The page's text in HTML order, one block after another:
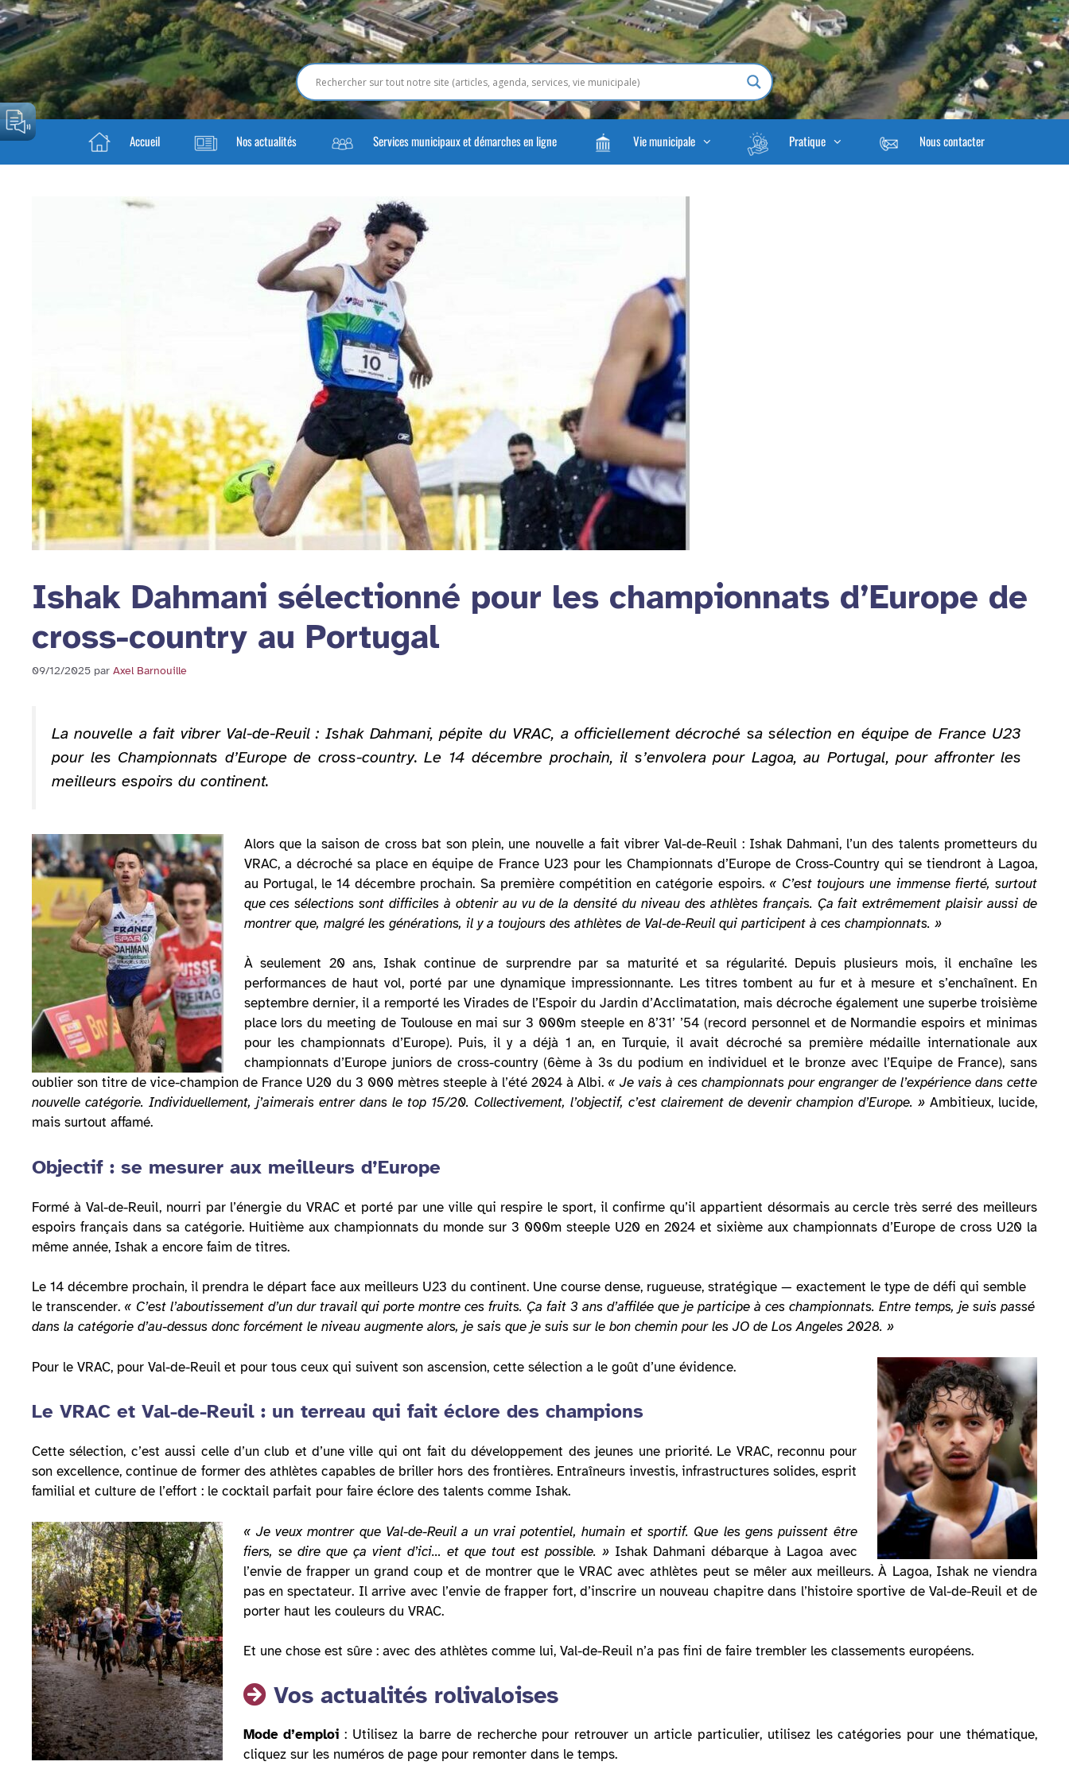
Accueil Nos actualités Services municipaux et démarches en ligne Vie municipale Pratique Nous contacter
Ishak Dahmani sélectionné pour les championnats d’Europe de
cross-country au Portugal
09/12/2025 par Axel Barnouille
La nouvelle a fait vibrer Val-de-Reuil : Ishak Dahmani, pépite du VRAC, a officiellement décroché sa sélection en équipe de France U23
pour les Championnats d’Europe de cross-country. Le 14 décembre prochain, il s’envolera pour Lagoa, au Portugal, pour affronter les
meilleurs espoirs du continent.
Alors que la saison de cross bat son plein, une nouvelle a fait vibrer Val-de-Reuil : Ishak Dahmani, l’un des talents prometteurs du
VRAC, a décroché sa place en équipe de France U23 pour les Championnats d’Europe de Cross-Country qui se tiendront à Lagoa,
au Portugal, le 14 décembre prochain. Sa première compétition en catégorie espoirs. « C’est toujours une immense fierté, surtout
que ces sélections sont difficiles à obtenir au vu de la densité du niveau des athlètes français. Ça fait extrêmement plaisir aussi de
montrer que, malgré les générations, il y a toujours des athlètes de Val-de-Reuil qui participent à ces championnats. »
À seulement 20 ans, Ishak continue de surprendre par sa maturité et sa régularité. Depuis plusieurs mois, il enchaîne les
performances de haut vol, porté par une dynamique impressionnante. Les titres tombent au fur et à mesure et s’enchaînent. En
septembre dernier, il a remporté les Virades de l’Espoir du Jardin d’Acclimatation, mais décroche également une superbe troisième
place lors du meeting de Toulouse en mai sur 3 000m steeple en 8’31’ ’54 (record personnel et de Normandie espoirs et minimas
pour les championnats d’Europe). Puis, il y a déjà 1 an, en Turquie, il avait décroché sa première médaille internationale aux
championnats d’Europe juniors de cross-country (6ème à 3s du podium en individuel et le bronze avec l’Equipe de France), sans
oublier son titre de vice-champion de France U20 du 3 000 mètres steeple à l’été 2024 à Albi. « Je vais à ces championnats pour engranger de l’expérience dans cette
nouvelle catégorie. Individuellement, j’aimerais entrer dans le top 15/20. Collectivement, l’objectif, c’est clairement de devenir champion d’Europe. » Ambitieux, lucide,
mais surtout affamé.
Objectif : se mesurer aux meilleurs d’Europe
Formé à Val-de-Reuil, nourri par l’énergie du VRAC et porté par une ville qui respire le sport, il confirme qu’il appartient désormais au cercle très serré des meilleurs
espoirs français dans sa catégorie. Huitième aux championnats du monde sur 3 000m steeple U20 en 2024 et sixième aux championnats d’Europe de cross U20 la
même année, Ishak a encore faim de titres.
Le 14 décembre prochain, il prendra le départ face aux meilleurs U23 du continent. Une course dense, rugueuse, stratégique — exactement le type de défi qui semble
le transcender. « C’est l’aboutissement d’un dur travail qui porte montre ces fruits. Ça fait 3 ans d’affilée que je participe à ces championnats. Entre temps, je suis passé
dans la catégorie d’au-dessus donc forcément le niveau augmente alors, je sais que je suis sur le bon chemin pour les JO de Los Angeles 2028. »
Pour le VRAC, pour Val-de-Reuil et pour tous ceux qui suivent son ascension, cette sélection a le goût d’une évidence.
Le VRAC et Val-de-Reuil : un terreau qui fait éclore des champions
Cette sélection, c’est aussi celle d’un club et d’une ville qui ont fait du développement des jeunes une priorité. Le VRAC, reconnu pour
son excellence, continue de former des athlètes capables de briller hors des frontières. Entraîneurs investis, infrastructures solides, esprit
familial et culture de l’effort : le cocktail parfait pour faire éclore des talents comme Ishak.
« Je veux montrer que Val-de-Reuil a un vrai potentiel, humain et sportif. Que les gens puissent être
fiers, se dire que ça vient d’ici… et que tout est possible. » Ishak Dahmani débarque à Lagoa avec
l’envie de frapper un grand coup et de montrer que le VRAC avec athlètes peut se mêler aux meilleurs. À Lagoa, Ishak ne viendra
pas en spectateur. Il arrive avec l’envie de frapper fort, d’inscrire un nouveau chapitre dans l’histoire sportive de Val-de-Reuil et de
porter haut les couleurs du VRAC.
Et une chose est sûre : avec des athlètes comme lui, Val-de-Reuil n’a pas fini de faire trembler les classements européens.
Vos actualités rolivaloises
Mode d’emploi : Utilisez la barre de recherche pour retrouver un article particulier, utilisez les catégories pour une thématique,
cliquez sur les numéros de page pour remonter dans le temps.